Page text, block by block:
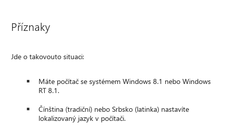
Příznaky
Jde o takovouto situaci:
Máte počítač se systémem Windows 8.1 nebo Windows
RT 8.1.
Čínština (tradiční) nebo Srbsko (latinka) nastavíte
lokalizovaný jazyk v počítači.